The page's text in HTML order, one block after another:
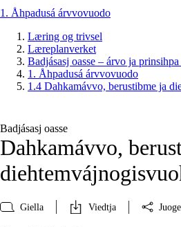
1. Åhpadusá árvvovuodo
Læring og trivsel
Læreplanverket
Badjásasj oasse – árvo ja
1. Åhpadusá árvvovuodo
1.4 Dahkamávvo, berustibme ja
Badjásasj oasse
Dahkamávvo,
Giella Viedtja Juoge